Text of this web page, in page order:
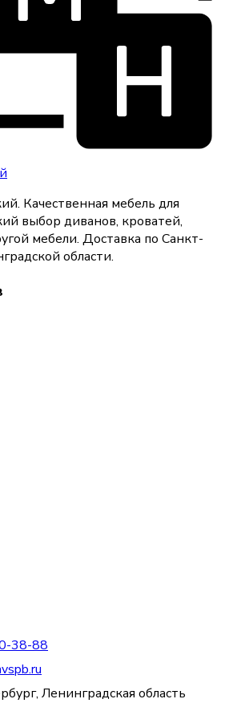
. Качественная мебель для
выбор диванов, кроватей,
мебели. Доставка по Санкт-
области.
38-88
Ленинградская область